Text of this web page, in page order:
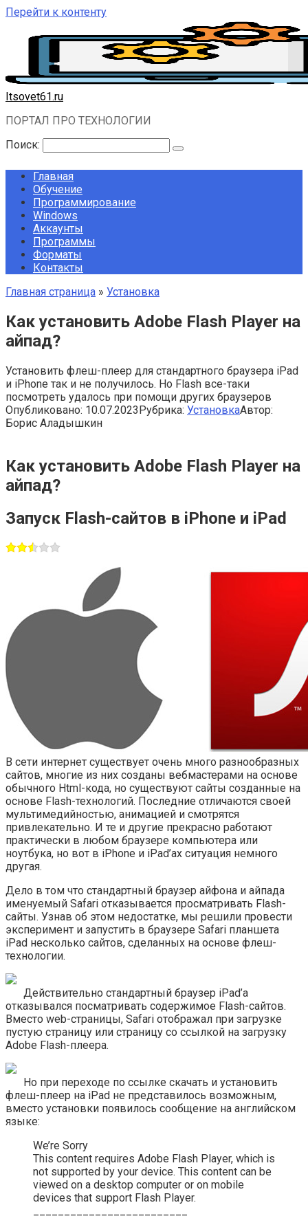
Перейти к контенту
Itsovet61.ru
ПОРТАЛ ПРО ТЕХНОЛОГИИ
Поиск:
Главная
Обучение
Программирование
Windows
Аккаунты
Программы
Форматы
Контакты
Главная страница » Установка
Как установить Adobe Flash Player на
айпад?
Установить флеш-плеер для стандартного браузера iPad
и iPhone так и не получилось. Но Flash все-таки
посмотреть удалось при помощи других браузеров
Опубликовано: 10.07.2023Рубрика: УстановкаАвтор:
Борис Аладышкин
Как установить Adobe Flash Player на
айпад?
Запуск Flash-сайтов в iPhone и iPad
В сети интернет существует очень много разнообразных
сайтов, многие из них созданы вебмастерами на основе
обычного Html-кода, но существуют сайты созданные на
основе Flash-технологий. Последние отличаются своей
мультимедийностью, анимацией и смотрятся
привлекательно. И те и другие прекрасно работают
практически в любом браузере компьютера или
ноутбука, но вот в iPhone и iPad’ах ситуация немного
другая.
Дело в том что стандартный браузер айфона и айпада
именуемый Safari отказывается просматривать Flash-
сайты. Узнав об этом недостатке, мы решили провести
эксперимент и запустить в браузере Safari планшета
iPad несколько сайтов, сделанных на основе флеш-
технологии.
Действительно стандартный браузер iPad’а
отказывался посматривать содержимое Flash-сайтов.
Вместо web-страницы, Safari отображал при загрузке
пустую страницу или страницу со ссылкой на загрузку
Adobe Flash-плеера.
Но при переходе по ссылке скачать и установить
флеш-плеер на iPad не представилось возможным,
вместо установки появилось сообщение на английском
языке:
We’re Sorry
This content requires Adobe Flash Player, which is
not supported by your device. This content can be
viewed on a desktop computer or on mobile
devices that support Flash Player.